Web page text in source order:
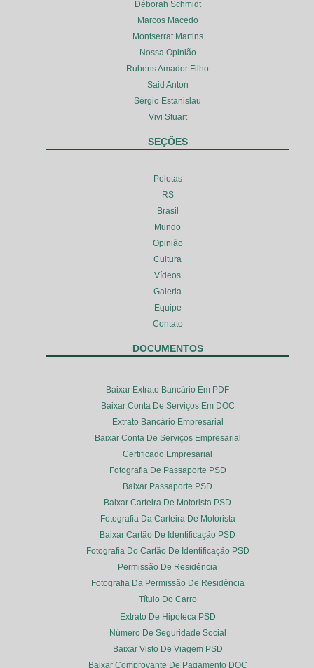
Déborah Schmidt
Marcos Macedo
Montserrat Martins
Nossa Opinião
Rubens Amador Filho
Said Anton
Sérgio Estanislau
Vivi Stuart
SEÇÕES
Pelotas
RS
Brasil
Mundo
Opinião
Cultura
Vídeos
Galeria
Equipe
Contato
DOCUMENTOS
Baixar Extrato Bancário Em PDF
Baixar Conta De Serviços Em DOC
Extrato Bancário Empresarial
Baixar Conta De Serviços Empresarial
Certificado Empresarial
Fotografia De Passaporte PSD
Baixar Passaporte PSD
Baixar Carteira De Motorista PSD
Fotografia Da Carteira De Motorista
Baixar Cartão De Identificação PSD
Fotografia Do Cartão De Identificação PSD
Permissão De Residência
Fotografia Da Permissão De Residência
Título Do Carro
Extrato De Hipoteca PSD
Número De Seguridade Social
Baixar Visto De Viagem PSD
Baixar Comprovante De Pagamento DOC